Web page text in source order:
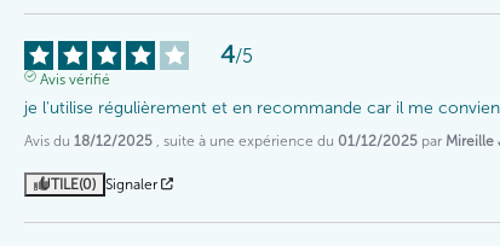
4/5
Avis vérifié
je l'utilise régulièrement et en recommande car il me
Avis du 18/12/2025 , suite à une expérience du 01/12/2025 par Mireille
UTILE(0) Signaler